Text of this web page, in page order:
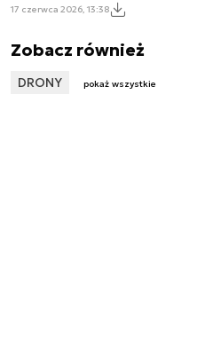
17 czerwca 2026, 13:38
Zobacz również
DRONY pokaż wszystkie